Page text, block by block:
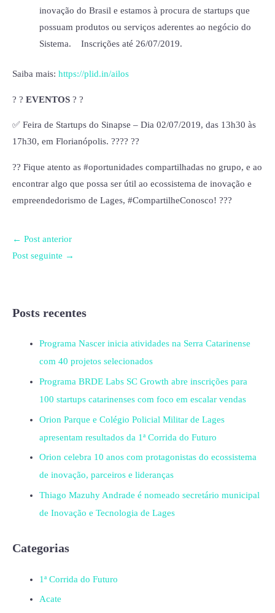
inovação do Brasil e estamos à procura de startups que
possuam produtos ou serviços aderentes ao negócio do
Sistema. Inscrições até 26/07/2019.
Saiba mais: https://plid.in/ailos
? ? EVENTOS ? ?
✅ Feira de Startups do Sinapse – Dia 02/07/2019, das 13h30 às
17h30, em Florianópolis. ???? ??
?? Fique atento as #oportunidades compartilhadas no grupo, e ao
encontrar algo que possa ser útil ao ecossistema de inovação e
empreendedorismo de Lages, #CompartilheConosco! ???
← Post anterior
Post seguinte →
Posts recentes
Programa Nascer inicia atividades na Serra Catarinense
com 40 projetos selecionados
Programa BRDE Labs SC Growth abre inscrições para
100 startups catarinenses com foco em escalar vendas
Orion Parque e Colégio Policial Militar de Lages
apresentam resultados da 1ª Corrida do Futuro
Orion celebra 10 anos com protagonistas do ecossistema
de inovação, parceiros e lideranças
Thiago Mazuhy Andrade é nomeado secretário municipal
de Inovação e Tecnologia de Lages
Categorias
1ª Corrida do Futuro
Acate